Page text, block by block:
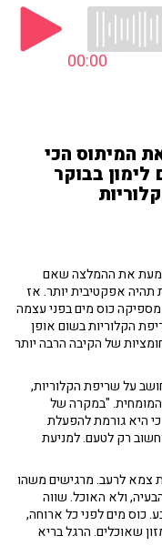
00:00
המיתוס הכי
בבוקר
את ההמלצה שאם
תהיה אפקטיבית יותר. אז
כוס מים בפני עצמה
הקלוריות בשום אופן
של הקיבה הרבה יותר
על שריפת הקלוריות,
המומחית. "במקרה של
כי היא גורמת להפעלת
רק לטעם. למניעת
צמא לרעב. מרגישים משהו
ולא האוכל. שווה
כוס מים לפני כל ארוחה,
שאוכלים. הרגל בריא